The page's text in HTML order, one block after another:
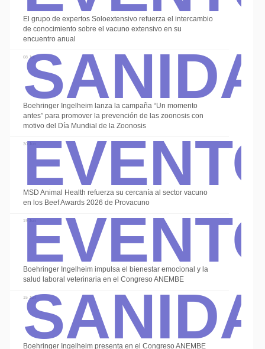
El grupo de expertos Soloextensivo refuerza el intercambio
de conocimiento sobre el vacuno extensivo en su
encuentro anual
08 Jul
Boehringer Ingelheim lanza la campaña “Un momento
antes” para promover la prevención de las zoonosis con
motivo del Día Mundial de la Zoonosis
30 Jun
MSD Animal Health refuerza su cercanía al sector vacuno
en los Beef Awards 2026 de Provacuno
19 Jun
Boehringer Ingelheim impulsa el bienestar emocional y la
salud laboral veterinaria en el Congreso ANEMBE
15 Jun
Boehringer Ingelheim presenta en el Congreso ANEMBE